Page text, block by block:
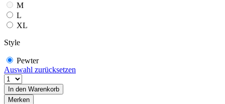
M
L
XL
Style
Pewter
Auswahl zurücksetzen
In den Warenkorb
Merken